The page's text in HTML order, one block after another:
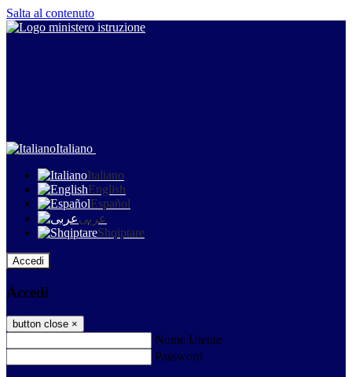
Salta al contenuto
Italiano
Italiano
English
Español
عربى
Shqiptare
Accedi
Accedi
button close ×
Nome Utente
Password